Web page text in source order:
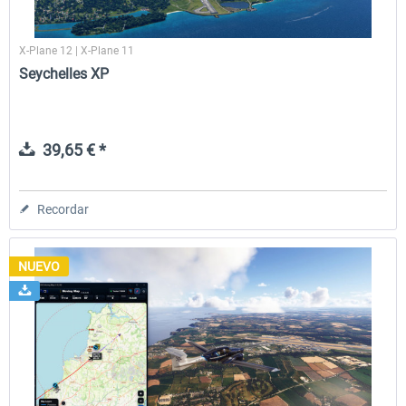
X-Plane 12 | X-Plane 11
Seychelles XP
39,65 € *
Recordar
NUEVO